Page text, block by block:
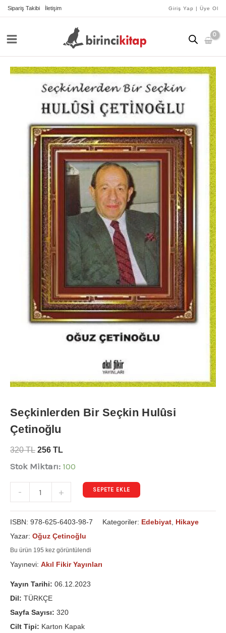
İçeriğe
Sipariş Takibi İletişim Giriş Yap | Üye Ol
Seçkinlerden Bir Seçkin Hulûsi
Çetinoğlu
320TL 256 TL
Stok Miktarı: 100
-
Seçkinlerden
Çetinoğlu
+ SEPETE EKLE
ISBN: 978-625-6403-98-7 Kategoriler: Edebiyat Hikaye
Yazar: Oğuz Çetinoğlu
Bu ürün 195 kez görüntülendi
Yayınevi: Akıl Fikir Yayınları
Yayın Tarihi: 06.12.2023
Dil: TÜRKÇE
Sayfa Sayısı: 320
Cilt Tipi: Karton Kapak